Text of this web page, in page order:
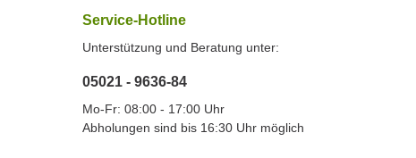
Service-Hotline
Unterstützung und Beratung unter:
05021 - 9636-84
Mo-Fr: 08:00 - 17:00 Uhr
Abholungen sind bis 16:30 Uhr möglich